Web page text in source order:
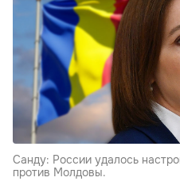
Санду: России удалось
против Молдовы.